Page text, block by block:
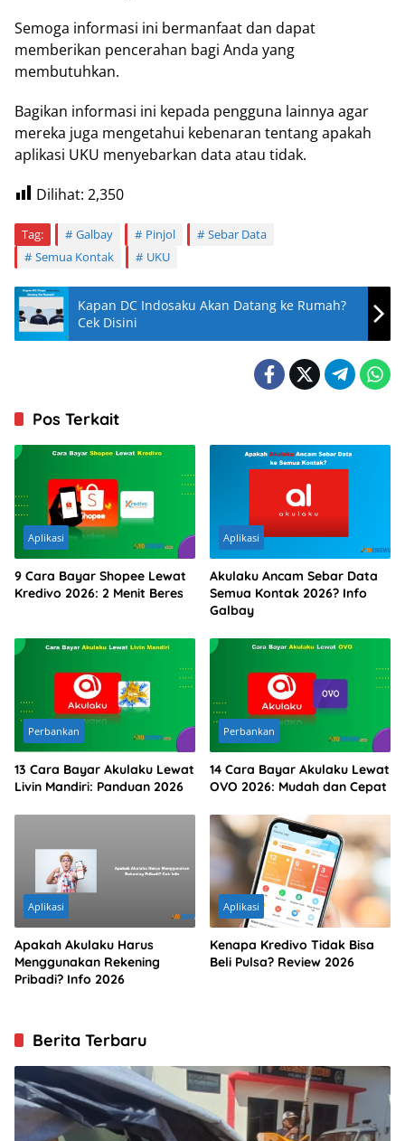
Semoga informasi ini bermanfaat dan dapat
memberikan pencerahan bagi Anda yang
membutuhkan.
Bagikan informasi ini kepada pengguna lainnya agar
mereka juga mengetahui kebenaran tentang apakah
aplikasi UKU menyebarkan data atau tidak.
Dilihat: 2,350
Tag: Galbay Pinjol
Sebar Data
Semua Kontak
UKU
Kapan DC Indosaku Akan Datang ke Rumah?
Cek Disini
Pos Terkait
Aplikasi
9 Cara Bayar Shopee Lewat
Kredivo 2026: 2 Menit Beres
Aplikasi
Akulaku Ancam Sebar Data
Semua Kontak 2026? Info
Galbay
Perbankan
13 Cara Bayar Akulaku Lewat
Livin Mandiri: Panduan 2026
Perbankan
14 Cara Bayar Akulaku Lewat
OVO 2026: Mudah dan Cepat
Aplikasi
Apakah Akulaku Harus
Menggunakan Rekening
Pribadi? Info 2026
Aplikasi
Kenapa Kredivo Tidak Bisa
Beli Pulsa? Review 2026
Berita Terbaru